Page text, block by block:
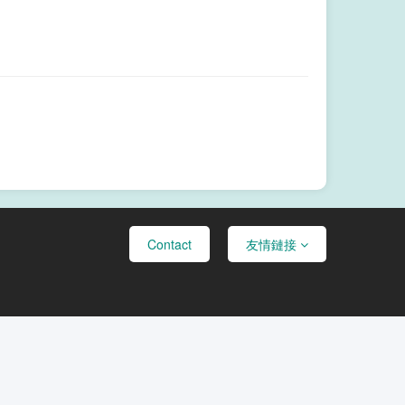
Contact 友情鏈接